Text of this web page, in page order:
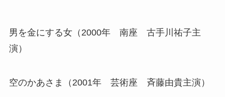
男を金にする女（2000年 南座 古手川祐子主
演）
空のかあさま（2001年 芸術座 斉藤由貴主演）